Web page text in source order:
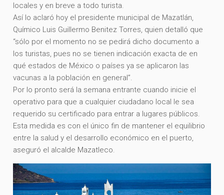
locales y en breve a todo turista.
Así lo aclaró hoy el presidente municipal de Mazatlán,
Químico Luis Guillermo Benitez Torres, quien detalló que
“sólo por el momento no se pedirá dicho documento a
los turistas, pues no se tienen indicación exacta de en
qué estados de México o países ya se aplicaron las
vacunas a la población en general”.
Por lo pronto será la semana entrante cuando inicie el
operativo para que a cualquier ciudadano local le sea
requerido su certificado para entrar a lugares públicos.
Esta medida es con el único fin de mantener el equilibrio
entre la salud y el desarrollo económico en el puerto,
aseguró el alcalde Mazatleco.